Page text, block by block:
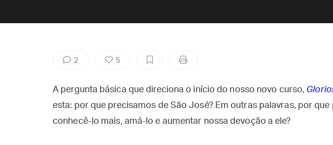
2 5
A pergunta básica que direciona o início do nosso novo curso,
esta: por que precisamos de São José? Em outras palavras, por que
conhecê-lo mais, amá-lo e aumentar nossa devoção a ele?